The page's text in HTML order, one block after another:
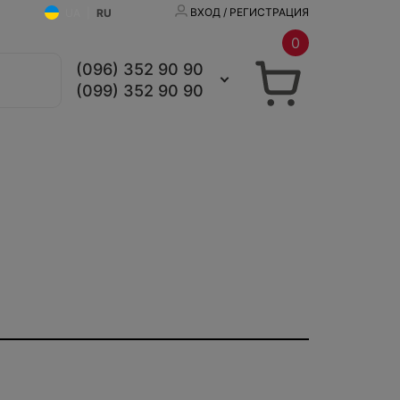
RU ВХОД / РЕГИСТРАЦИЯ
(096) 352 90 90
(099) 352 90 90
0